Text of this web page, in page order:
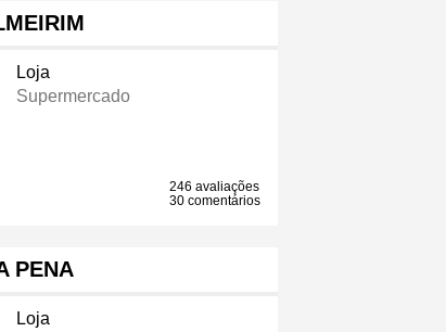
Loja
Supermercado
246 avaliações
30 comentários
PENA
Loja